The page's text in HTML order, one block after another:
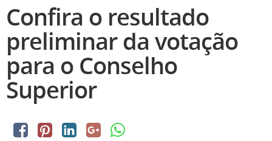
Confira o resultado
preliminar da votação
para o Conselho
Superior